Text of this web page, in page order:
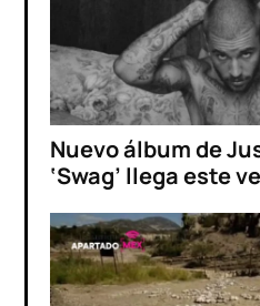
Nuevo álbum de
‘Swag’ llega este